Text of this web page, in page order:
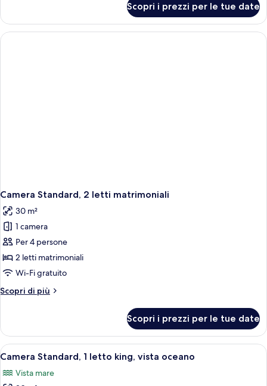
Standard,
letti
Scopri i prezzi per le tue date
Camera Standard, 2 letti matrimoniali
30 m²
1 camera
Per 4 persone
2 letti matrimoniali
Wi-Fi gratuito
Scopri di più
Altri
Standard,
letti
Scopri i prezzi per le tue date
Apri
tutte
le
Una camera d'albergo con una TV
1
Camera Standard, 1 letto king, vista oceano
Vista mare